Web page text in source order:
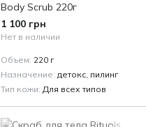
Body Scrub 220г
1 100 грн
Нет в наличии
Объем 220 г
Назначение детокс, пилинг
Тип кожи Для всех типов